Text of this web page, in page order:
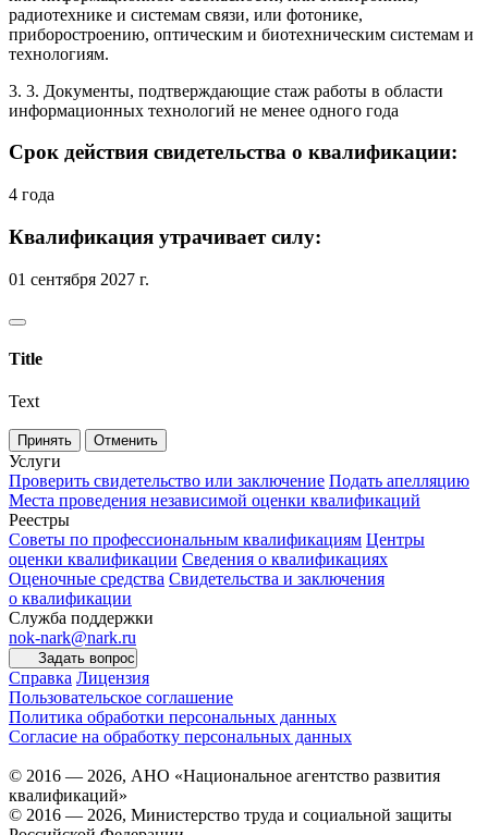
радиотехнике и системам связи, или фотонике,
приборостроению, оптическим и биотехническим системам и
технологиям.
3. 3. Документы, подтверждающие стаж работы в области
информационных технологий не менее одного года
Срок действия свидетельства о квалификации:
4 года
Квалификация утрачивает силу:
01 сентября 2027 г.
Title
Text
Принять Отменить
Услуги
Проверить свидетельство или заключение Подать апелляцию
Места проведения независимой оценки квалификаций
Реестры
Советы по профессиональным квалификациям Центры
оценки квалификации Сведения о квалификациях
Оценочные средства Свидетельства и заключения
о квалификации
Служба поддержки
nok-nark@nark.ru
Задать вопрос
Справка Лицензия
Пользовательское соглашение
Политика обработки персональных данных
Согласие на обработку персональных данных
© 2016 — 2026, АНО «Национальное агентство развития
квалификаций»
© 2016 — 2026, Министерство труда и социальной защиты